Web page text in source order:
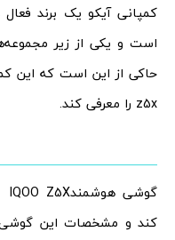
کمپانی آیکو یک برند
است و یکی از زیر
z5x را معرفی کند.